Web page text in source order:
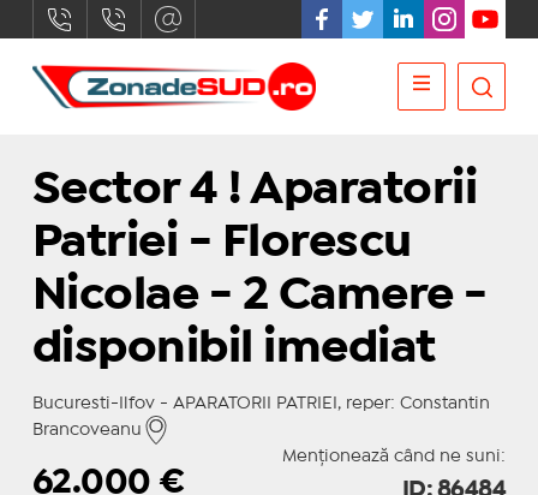
Sector 4 ! Aparatorii
Patriei - Florescu
Nicolae - 2 Camere -
disponibil imediat
Bucuresti-Ilfov - APARATORII PATRIEI, reper: Constantin
Brancoveanu
Menționează când ne suni:
62.000€ ID: 86484